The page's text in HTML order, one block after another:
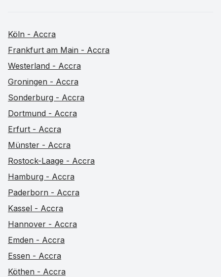
Köln - Accra
Frankfurt am Main - Accra
Westerland - Accra
Groningen - Accra
Sonderburg - Accra
Dortmund - Accra
Erfurt - Accra
Münster - Accra
Rostock-Laage - Accra
Hamburg - Accra
Paderborn - Accra
Kassel - Accra
Hannover - Accra
Emden - Accra
Essen - Accra
Köthen - Accra